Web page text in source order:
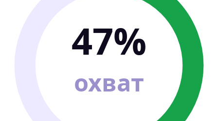
47%
охват